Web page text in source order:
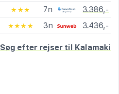
★★★ 7n
3.386,-
★★★★ 3n 3.436,-
Søg efter rejser til Kalamaki